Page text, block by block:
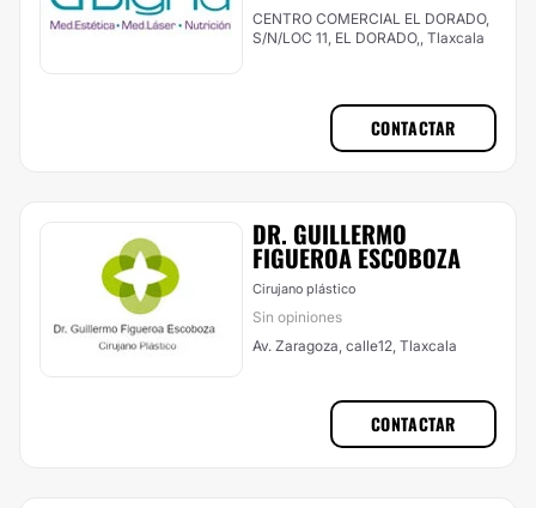
CENTRO COMERCIAL EL DORADO,
S/N/LOC 11, EL DORADO,, Tlaxcala
CONTACTAR
DR. GUILLERMO
FIGUEROA ESCOBOZA
Cirujano plástico
Sin opiniones
Av. Zaragoza, calle12, Tlaxcala
CONTACTAR